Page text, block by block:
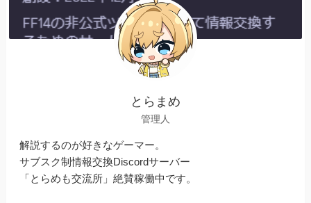
とらまめ
管理人
解説するのが好きなゲーマー。
サブスク制情報交換Discordサーバー
「とらめも交流所」絶賛稼働中です。